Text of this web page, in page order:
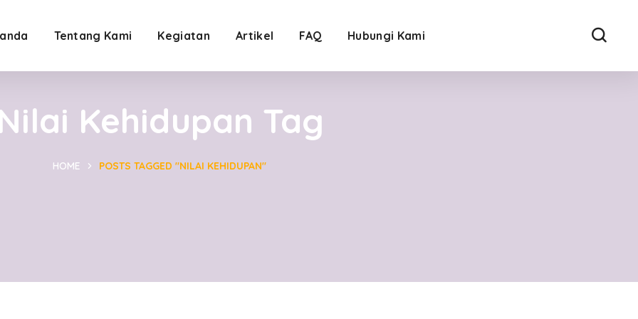
Tentang Kami Kegiatan Artikel FAQ Hubungi Kami
Kehidupan Tag
HOME POSTS TAGGED "NILAI KEHIDUPAN"